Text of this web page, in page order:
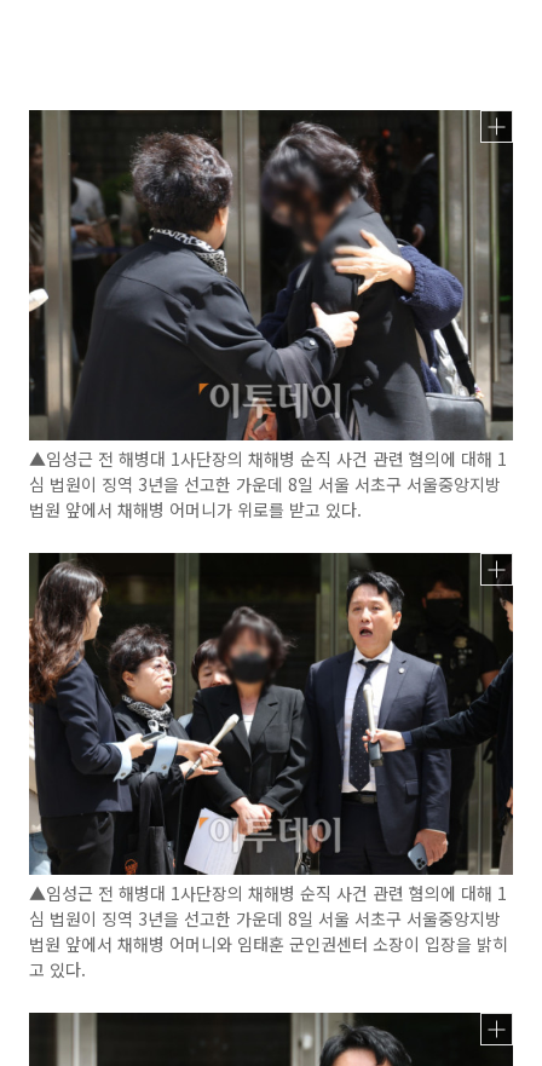
▲임성근 전 해병대 1사단장의 채해병 순직 사건 관련 혐의에 대해 1
심 법원이 징역 3년을 선고한 가운데 8일 서울 서초구 서울중앙지방
법원 앞에서 채해병 어머니가 위로를 받고 있다.
▲임성근 전 해병대 1사단장의 채해병 순직 사건 관련 혐의에 대해 1
심 법원이 징역 3년을 선고한 가운데 8일 서울 서초구 서울중앙지방
법원 앞에서 채해병 어머니와 임태훈 군인권센터 소장이 입장을 밝히
고 있다.